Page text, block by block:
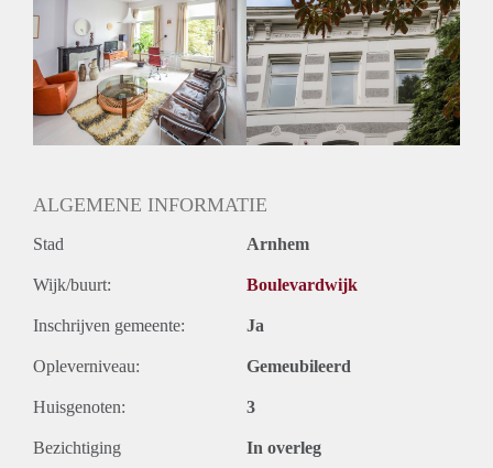
ALGEMENE INFORMATIE
Stad Arnhem
Wijk/buurt: Boulevardwijk
Inschrijven gemeente: Ja
Opleverniveau: Gemeubileerd
Huisgenoten: 3
Bezichtiging In overleg